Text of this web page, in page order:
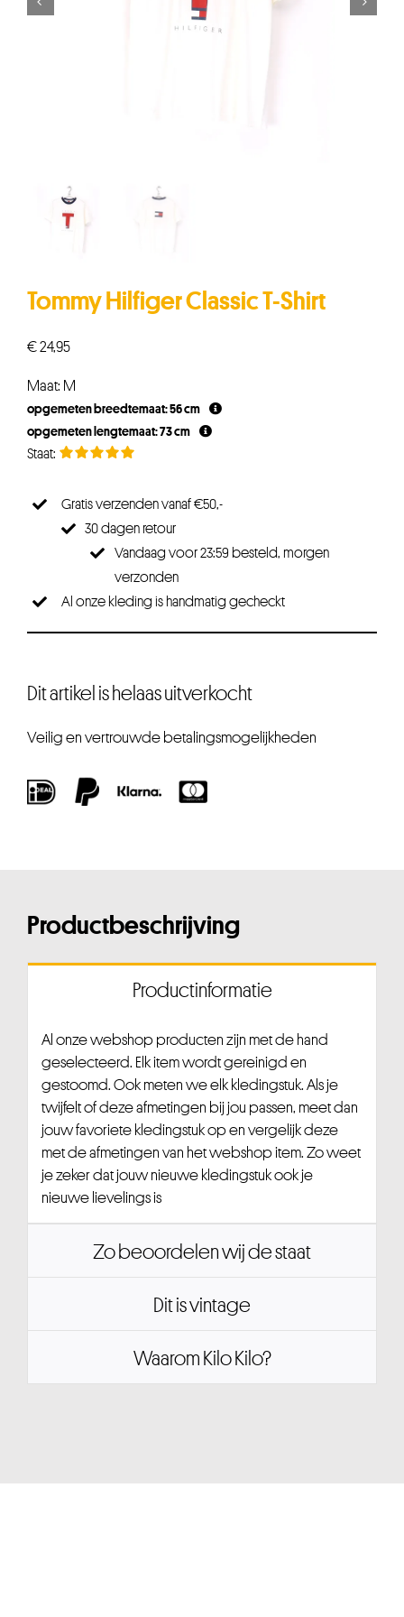
Tommy Hilfiger Classic T-Shirt
€24,95
Maat: M
opgemeten breedtemaat: 56 cm
opgemeten lengtemaat: 73 cm
Gratis verzenden vanaf €50,-
30 dagen retour
Vandaag voor 23:59 besteld, morgen
verzonden
Al onze kleding is handmatig gecheckt
Dit artikel is helaas uitverkocht
Veilig en vertrouwde betalingsmogelijkheden
Productbeschrijving
Productinformatie
Al onze webshop producten zijn met de hand
geselecteerd. Elk item wordt gereinigd en
gestoomd. Ook meten we elk kledingstuk. Als je
twijfelt of deze afmetingen bij jou passen, meet dan
jouw favoriete kledingstuk op en vergelijk deze
met de afmetingen van het webshop item. Zo weet
je zeker dat jouw nieuwe kledingstuk ook je
nieuwe lievelings is
Zo beoordelen wij de staat
Dit is vintage
Waarom Kilo Kilo?